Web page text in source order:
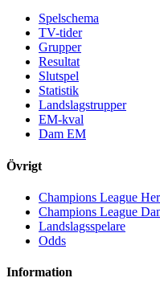
Spelschema
TV-tider
Grupper
Resultat
Slutspel
Statistik
Landslagstrupper
EM-kval
Dam EM
Övrigt
Champions League
Champions League
Landslagsspelare
Odds
Information